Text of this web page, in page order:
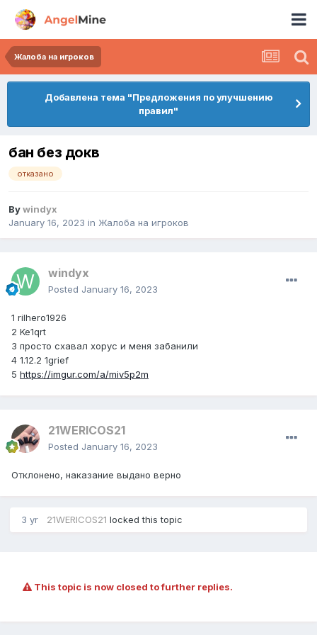
Жалоба на игроков
Добавлена тема "Предложения по улучшению
правил"
бан без докв
отказано
Bywindyx
January 16, 2023 in Жалоба на игроков
windyx
Posted January 16, 2023
1 rilhero1926
2 Ke1qrt
3 просто схавал хорус и меня забанили
4 1.12.2 1grief
5 https://imgur.com/a/miv5p2m
21WERICOS21
Posted January 16, 2023
Отклонено, наказание выдано верно
3 yr 21WERICOS21 locked this topic
This topic is now closed to further replies.